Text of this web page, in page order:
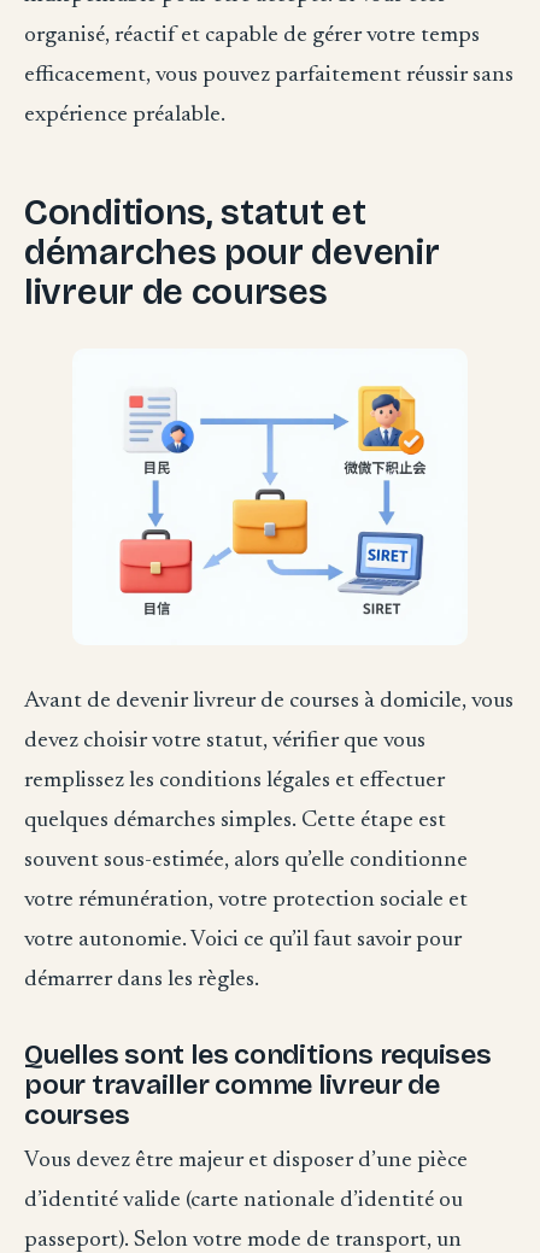
organisé, réactif et capable de gérer votre temps
efficacement, vous pouvez parfaitement réussir sans
expérience préalable.
Conditions, statut et
démarches pour devenir
livreur de courses
Avant de devenir livreur de courses à domicile, vous
devez choisir votre statut, vérifier que vous
remplissez les conditions légales et effectuer
quelques démarches simples. Cette étape est
souvent sous-estimée, alors qu’elle conditionne
votre rémunération, votre protection sociale et
votre autonomie. Voici ce qu’il faut savoir pour
démarrer dans les règles.
Quelles sont les conditions requises
pour travailler comme livreur de
courses
Vous devez être majeur et disposer d’une pièce
d’identité valide (carte nationale d’identité ou
passeport). Selon votre mode de transport, un